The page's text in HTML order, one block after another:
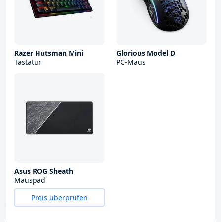
Razer Hutsman Mini
Tastatur
Glorious Model D
PC-Maus
Asus ROG Sheath
Mauspad
Preis überprüfen